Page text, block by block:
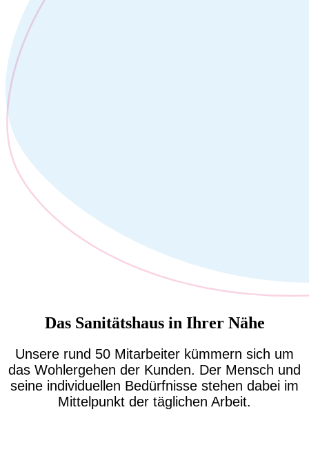
Das Sanitätshaus in Ihrer Nähe
Unsere rund 50 Mitarbeiter kümmern sich um
das Wohlergehen der Kunden. Der Mensch und
seine individuellen Bedürfnisse stehen dabei im
Mittelpunkt der täglichen Arbeit.